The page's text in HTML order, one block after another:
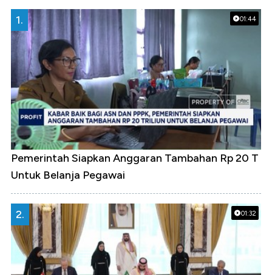
01:44
1.
Pemerintah Siapkan Anggaran Tambahan Rp 20 T
Untuk Belanja Pegawai
01:32
2.